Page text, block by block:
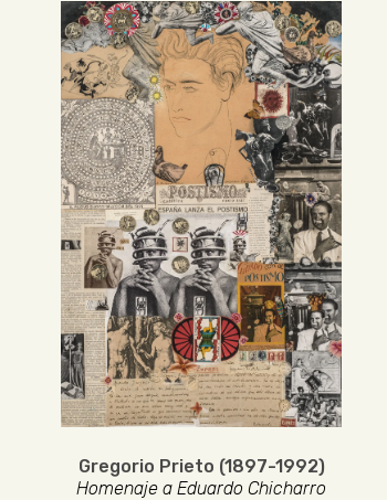
Gregorio Prieto (1897-1992)
Homenaje a Eduardo Chicharro